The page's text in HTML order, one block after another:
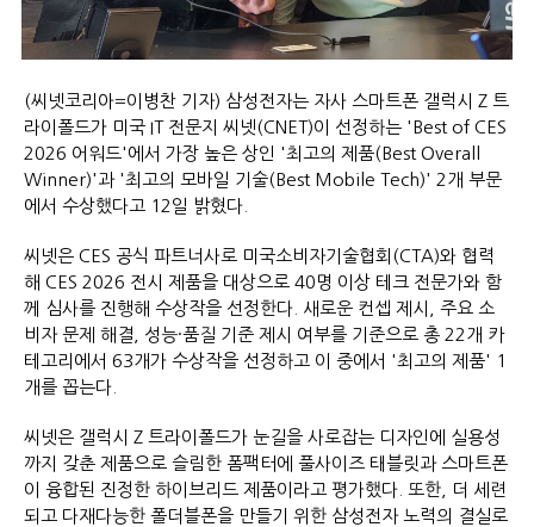
(씨넷코리아=이병찬 기자) 삼성전자는 자사 스마트폰 갤럭시 Z 트
라이폴드가 미국 IT 전문지 씨넷(CNET)이 선정하는 'Best of CES
2026 어워드'에서 가장 높은 상인 '최고의 제품(Best Overall
Winner)'과 '최고의 모바일 기술(Best Mobile Tech)' 2개 부문
에서 수상했다고 12일 밝혔다.
씨넷은 CES 공식 파트너사로 미국소비자기술협회(CTA)와 협력
해 CES 2026 전시 제품을 대상으로 40명 이상 테크 전문가와 함
께 심사를 진행해 수상작을 선정한다. 새로운 컨셉 제시, 주요 소
비자 문제 해결, 성능·품질 기준 제시 여부를 기준으로 총 22개 카
테고리에서 63개가 수상작을 선정하고 이 중에서 '최고의 제품' 1
개를 꼽는다.
씨넷은 갤럭시 Z 트라이폴드가 눈길을 사로잡는 디자인에 실용성
까지 갖춘 제품으로 슬림한 폼팩터에 풀사이즈 태블릿과 스마트폰
이 융합된 진정한 하이브리드 제품이라고 평가했다. 또한, 더 세련
되고 다재다능한 폴더블폰을 만들기 위한 삼성전자 노력의 결실로